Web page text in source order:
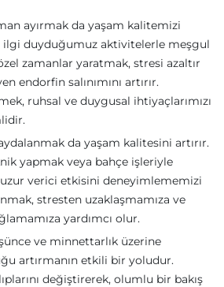
ayırmak da yaşam kalitemizi
ilgi duyduğumuz aktivitelerle meşgul
zamanlar yaratmak, stresi azaltır
endorfin salınımını artırır.
ruhsal ve duygusal ihtiyaçlarımızı
da yaşam kalitesini artırır.
yapmak veya bahçe işleriyle
verici etkisini deneyimlememizi
stresten uzaklaşmamıza ve
yardımcı olur.
ve minnettarlık üzerine
artırmanın etkili bir yoludur.
değiştirerek, olumlu bir bakış